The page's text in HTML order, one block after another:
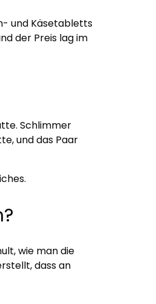
und Käsetabletts
der Preis lag im
Schlimmer
und das Paar
wie man die
dass an